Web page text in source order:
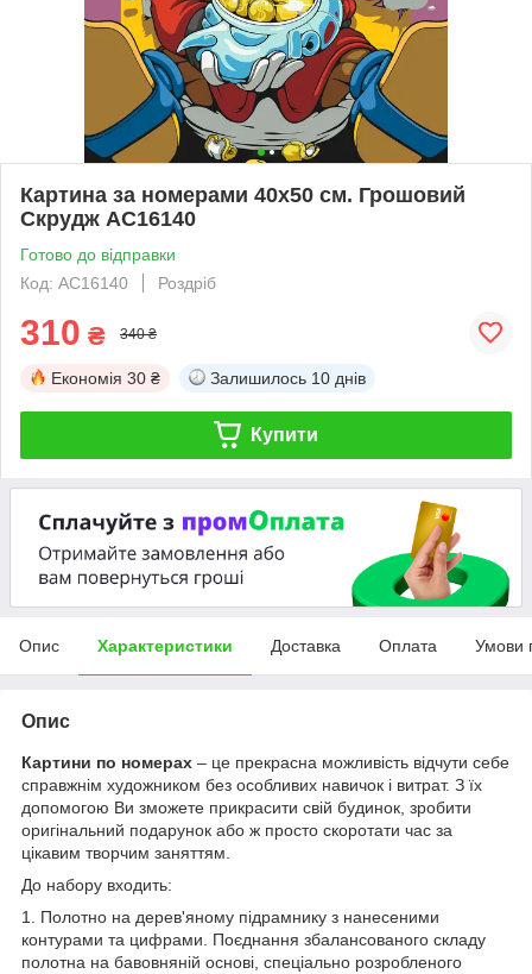
Картина за номерами 40х50 см. Грошовий
Скрудж AC16140
Готово до відправки
Код: AC16140
Роздріб
310 ₴ 340 ₴
Економія 30 ₴ Залишилось 10 днів
Купити
Опис Характеристики Доставка Оплата Умови
Опис
Картини по номерах – це прекрасна можливість відчути себе
справжнім художником без особливих навичок і витрат. З їх
допомогою Ви зможете прикрасити свій будинок, зробити
оригінальний подарунок або ж просто скоротати час за
цікавим творчим заняттям.
До набору входить:
1. Полотно на дерев'яному підрамнику з нанесеними
контурами та цифрами. Поєднання збалансованого складу
полотна на бавовняній основі, спеціально розробленого